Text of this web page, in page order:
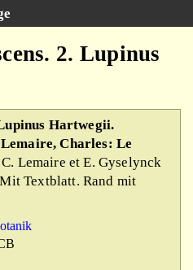
2. Lupinus
Hartwegii.
Charles: Le
Lemaire et E. Gyselynck
Textblatt. Rand mit